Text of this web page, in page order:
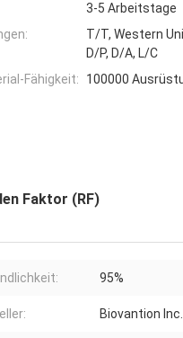
3-5 Arbeitstage
T/T, Western
D/P, D/A, L/C
Fähigkeit:
100000
Faktor (RF)
95%
Biovantion Inc.